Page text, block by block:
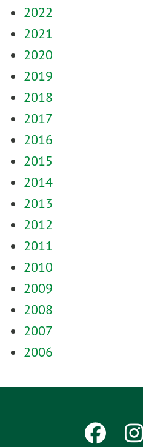
2022
2021
2020
2019
2018
2017
2016
2015
2014
2013
2012
2011
2010
2009
2008
2007
2006